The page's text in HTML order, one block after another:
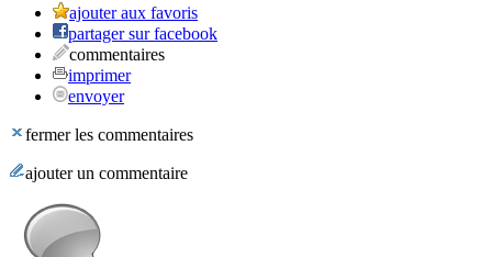
ajouter aux favoris
partager sur facebook
commentaires
imprimer
envoyer
fermer les commentaires
ajouter un commentaire